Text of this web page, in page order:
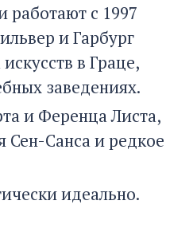
работают с 1997
и Гарбург
в Граце,
заведениях.
и Ференца Листа,
Сен-Санса и редкое
идеально.